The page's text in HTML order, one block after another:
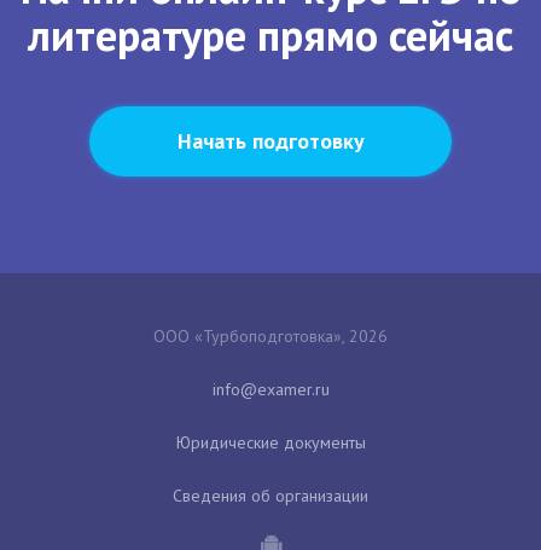
литературе прямо сейчас
Начать подготовку
ООО «Турбоподготовка», 2026
Юридические документы
Сведения об организации